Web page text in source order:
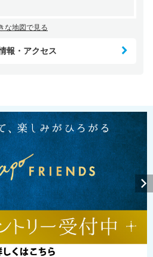
な地図で見る
報・アクセス